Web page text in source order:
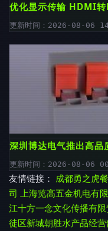
优化显示传输 HDMI
更新时间：2026-08-06
深圳博达电气推出高
更新时间：2026-08-06
友情链接： 成都勇之虎
司 上海览高五金机电有
江十方一念文化传播有
徒区新城朝胜水产品经营